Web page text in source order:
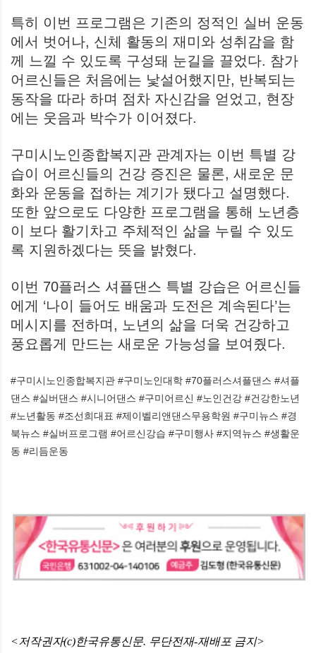
특히 이번 프로그램은 기존의 정적인 실버 운동
에서 벗어나, 신체 활동의 재미와 성취감을 함
께 느낄 수 있도록 구성돼 눈길을 끌었다. 참가
어르신들은 처음에는 낯설어했지만, 반복되는
동작을 따라 하며 점차 자신감을 얻었고, 현장
에는 웃음과 박수가 이어졌다.
구미시노인종합복지관 관계자는 이번 특별 강
습이 어르신들의 건강 증진은 물론, 새로운 문
화와 운동을 접하는 계기가 됐다고 설명했다.
또한 앞으로도 다양한 프로그램을 통해 노년층
이 보다 활기차고 주체적인 삶을 누릴 수 있도
록 지원하겠다는 뜻을 밝혔다.
이번 70플러스 셔플댄스 특별 강습은 어르신들
에게 ‘나이 들어도 배움과 도전은 계속된다’는
메시지를 전하며, 노년의 삶을 더욱 건강하고
풍요롭게 만드는 새로운 가능성을 보여줬다.
#구미시노인종합복지관 #구미노인대학 #70플러스셔플댄스 #셔플
댄스 #실버댄스 #시니어댄스 #구미어르신 #노인건강 #건강한노년
#노년활동 #조선희대표 #제이벨리앤댄스무용학원 #구미뉴스 #경
북뉴스 #실버프로그램 #어르신강습 #구미행사 #지역뉴스 #생활운
동 #리듬운동
<저작권자(c)한국유통신문. 무단전재-재배포 금지>